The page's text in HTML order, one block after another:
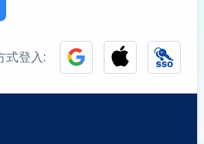
式登入: